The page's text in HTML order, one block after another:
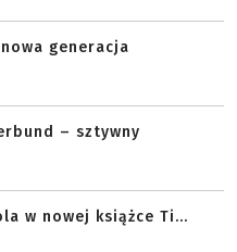
generacja
– sztywny
w nowej książce Ti...